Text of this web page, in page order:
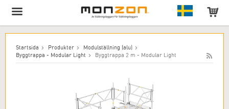
Produkten har lagts till i varukorgen!
Startsida Produkter
Modulställning (alu)
Byggtrappa - Modular Light
Byggtrappa 2 m - Modular Light